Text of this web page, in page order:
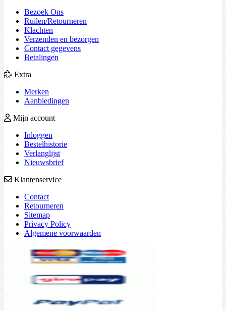
Bezoek Ons
Ruilen/Retourneren
Klachten
Verzenden en bezorgen
Contact gegevens
Betalingen
Extra
Merken
Aanbiedingen
Mijn account
Inloggen
Bestelhistorie
Verlanglijst
Nieuwsbrief
Klantenservice
Contact
Retourneren
Sitemap
Privacy Policy
Algemene voorwaarden